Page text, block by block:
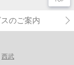
のご案内
西武